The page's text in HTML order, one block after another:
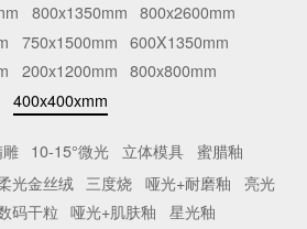
800x1350mm
800x2600mm
750x1500mm
600X1350mm
200x1200mm
800x800mm
400x400xmm
10-15°微光 立体模具
蜜腊釉
光金丝绒 三度烧 哑光+耐磨釉
亮光
码干粒 哑光+肌肤釉 星光釉